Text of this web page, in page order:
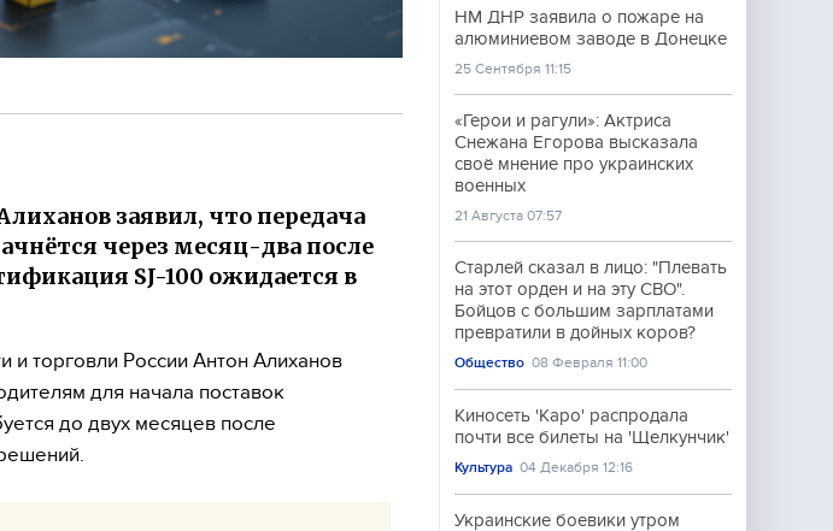
заявил, что передача
через месяц-два после
SJ-100 ожидается в
и торговли России Антон Алиханов
для начала поставок
до двух месяцев после
НМ ДНР заявила о пожаре на
алюминиевом заводе в Донецке
25 Сентября 11:15
«Герои и рагули»: Актриса
Снежана Егорова высказала
своё мнение про украинских
военных
21 Августа 07:57
Старлей сказал в лицо: "Плевать
на этот орден и на эту СВО".
Бойцов с большим зарплатами
превратили в дойных коров?
Общество 08 Февраля 11:00
Киносеть 'Каро' распродала
почти все билеты на 'Щелкунчик'
Культура 04 Декабря 12:16
Украинские боевики утром